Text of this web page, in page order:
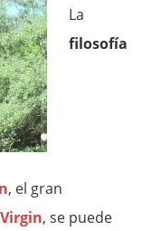
La
filosofía
, el gran
, se puede